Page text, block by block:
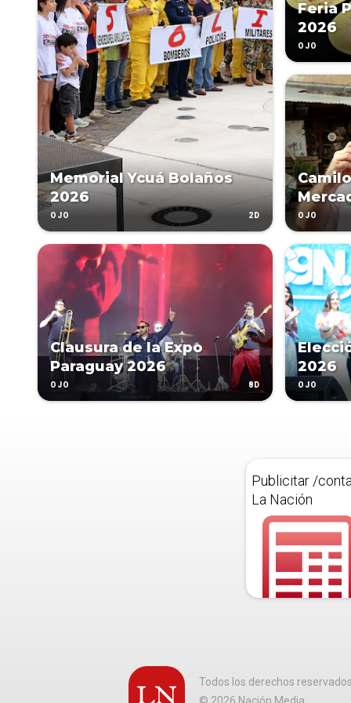
Memorial Ycuá Bolaños
2026
OJO 2D
Feria
2026
OJO
OJO
Clausura de la Expo
Paraguay 2026
OJO 8D
2026
OJO
Publicitar /
La Nación
Todos los derechos reservados